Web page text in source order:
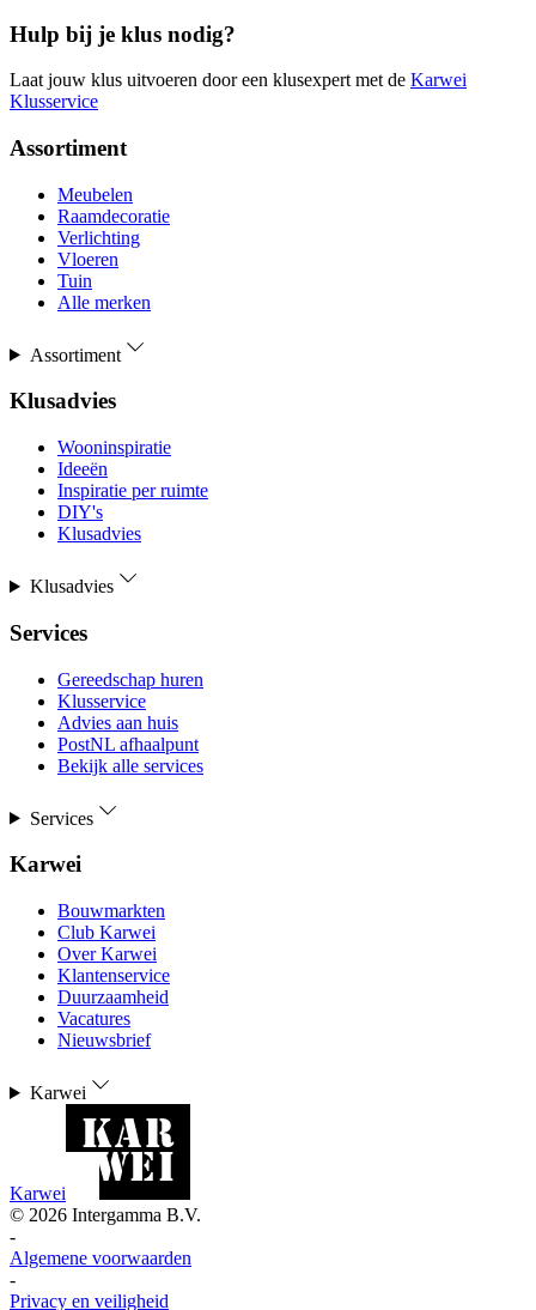
Hulp bij je klus nodig?
Laat jouw klus uitvoeren door een klusexpert met de Karwei
Klusservice
Assortiment
Meubelen
Raamdecoratie
Verlichting
Vloeren
Tuin
Alle merken
Assortiment
Klusadvies
Wooninspiratie
Ideeën
Inspiratie per ruimte
DIY's
Klusadvies
Klusadvies
Services
Gereedschap huren
Klusservice
Advies aan huis
PostNL afhaalpunt
Bekijk alle services
Services
Karwei
Bouwmarkten
Club Karwei
Over Karwei
Klantenservice
Duurzaamheid
Vacatures
Nieuwsbrief
Karwei
Karwei
© 2026 Intergamma B.V.
-
Algemene voorwaarden
-
Privacy en veiligheid